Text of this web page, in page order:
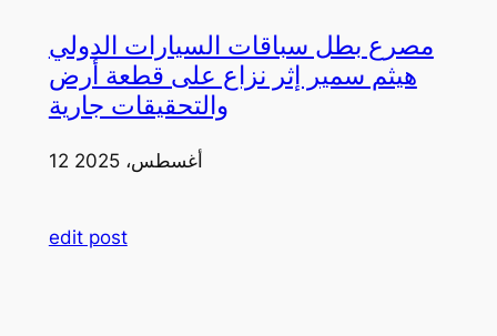
مصرع بطل سباقات السيارات الدولي
هيثم سمير إثر نزاع على قطعة أرض
والتحقيقات جارية
12 أغسطس، 2025
edit post